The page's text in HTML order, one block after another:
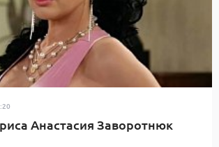
Анастасия Заворотнюк